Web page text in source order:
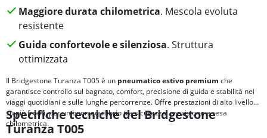
Maggiore durata chilometrica. Mescola evoluta
resistente
Guida confortevole e silenziosa. Struttura
ottimizzata
Il Bridgestone Turanza T005 è un pneumatico estivo premium che
garantisce controllo sul bagnato, comfort, precisione di guida e stabilità nei
viaggi quotidiani e sulle lunghe percorrenze. Offre prestazioni di alto livello
su più fronti, per un buon equilibrio tra sicurezza, precisione e resa
chilometrica.
Specifiche tecniche del Bridgestone
Turanza T005